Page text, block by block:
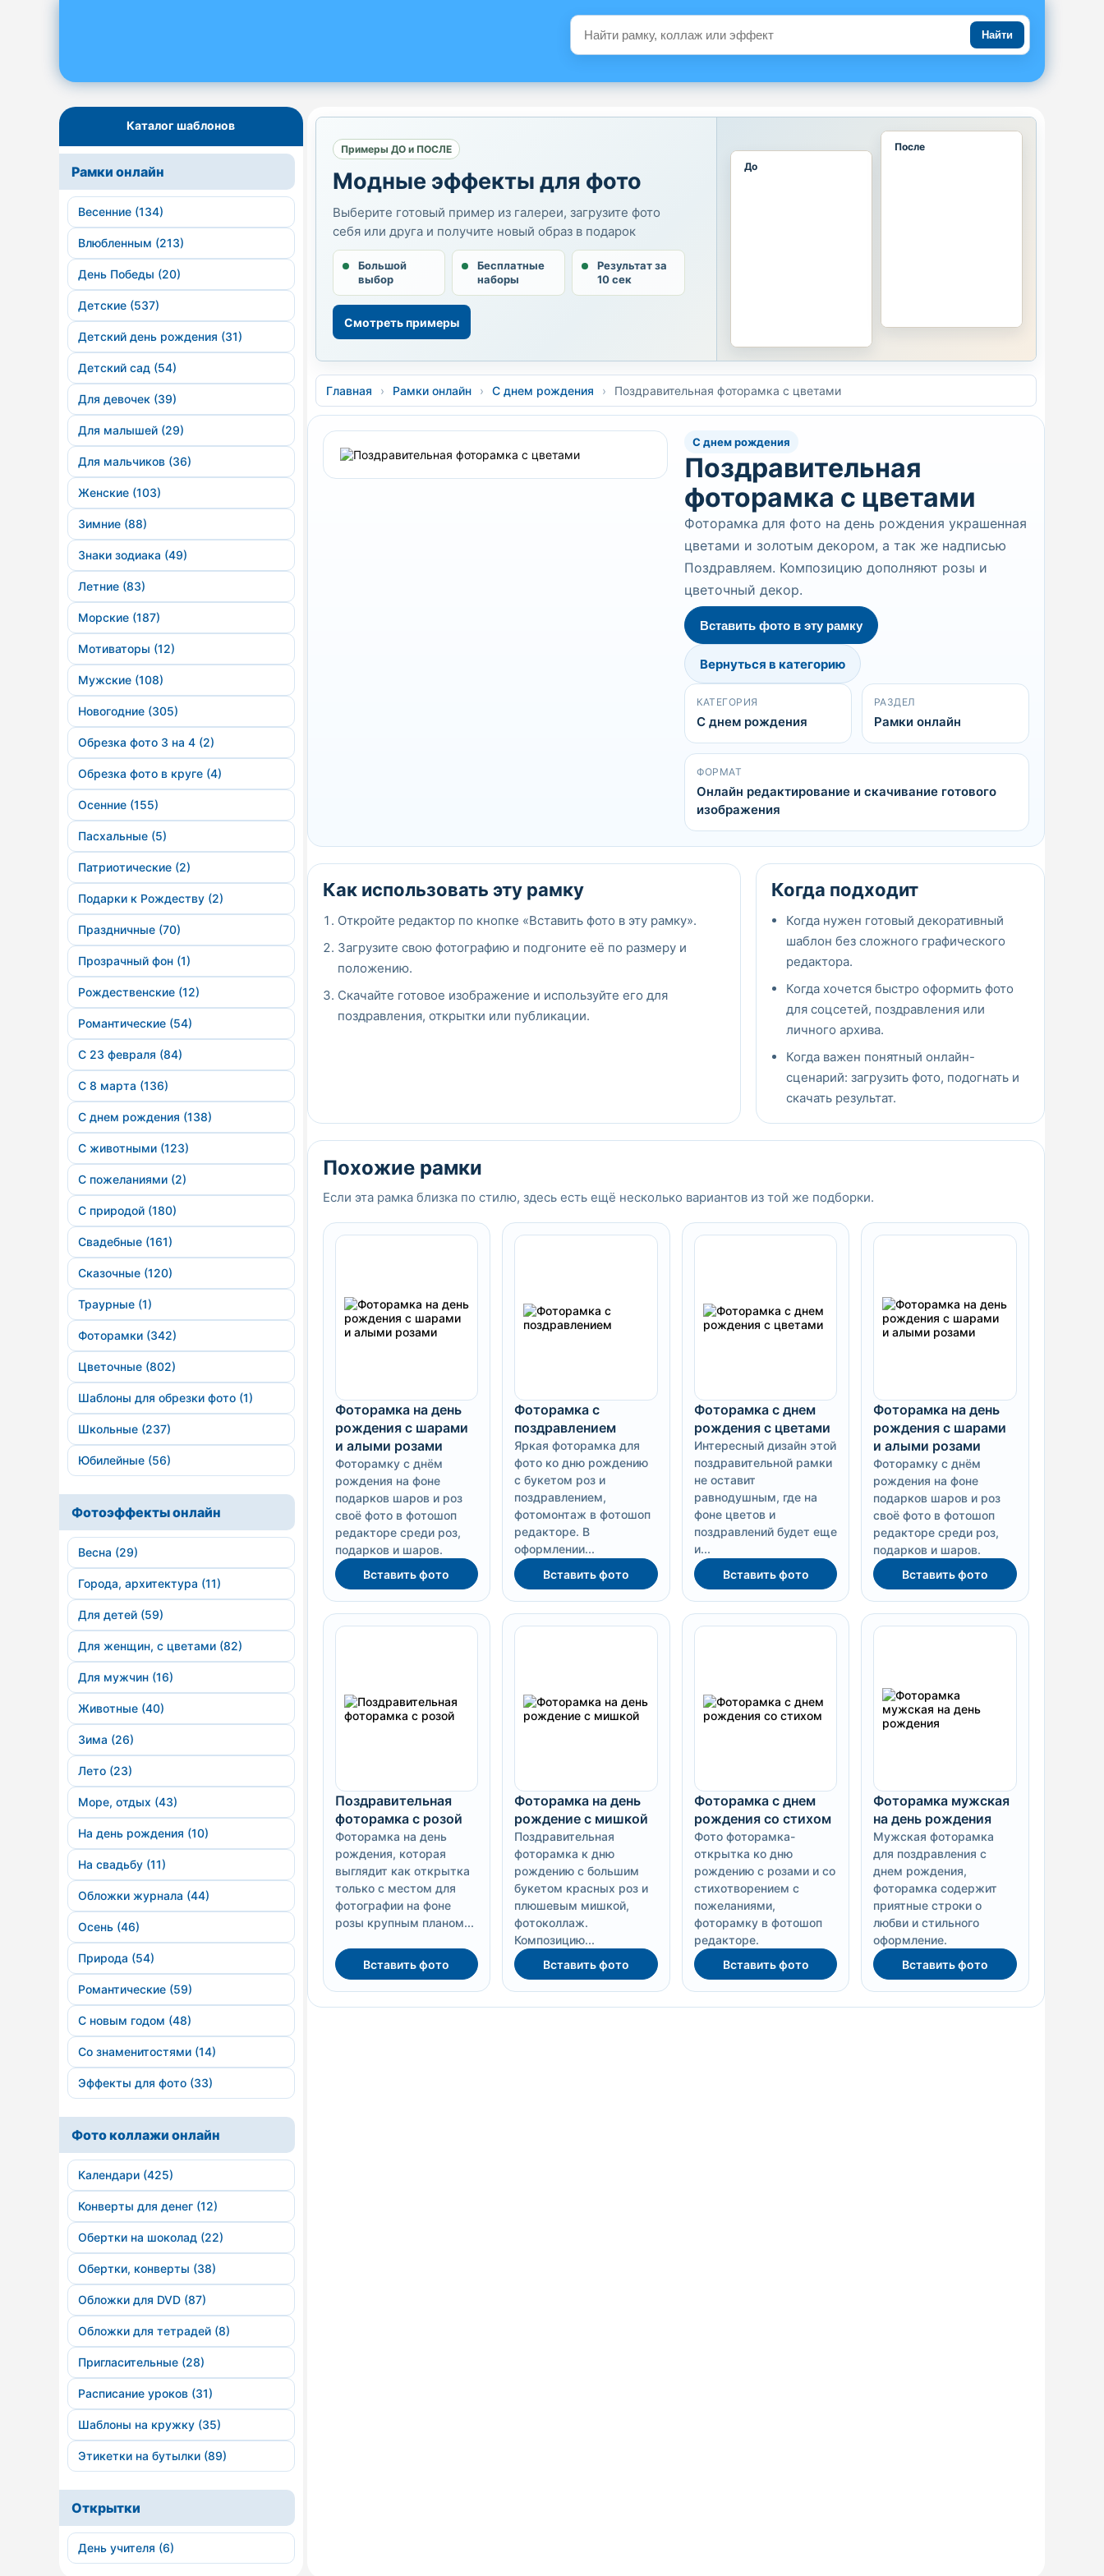
Найти
Каталог шаблонов
Рамки онлайн
Весенние (134)
Влюбленным (213)
День Победы (20)
Детские (537)
Детский день рождения (31)
Детский сад (54)
Для девочек (39)
Для малышей (29)
Для мальчиков (36)
Женские (103)
Зимние (88)
Знаки зодиака (49)
Летние (83)
Морские (187)
Мотиваторы (12)
Мужские (108)
Новогодние (305)
Обрезка фото 3 на 4 (2)
Обрезка фото в круге (4)
Осенние (155)
Пасхальные (5)
Патриотические (2)
Подарки к Рождеству (2)
Праздничные (70)
Прозрачный фон (1)
Рождественские (12)
Романтические (54)
С 23 февраля (84)
С 8 марта (136)
С днем рождения (138)
С животными (123)
С пожеланиями (2)
С природой (180)
Свадебные (161)
Сказочные (120)
Траурные (1)
Фоторамки (342)
Цветочные (802)
Шаблоны для обрезки фото (1)
Школьные (237)
Юбилейные (56)
Фотоэффекты онлайн
Весна (29)
Города, архитектура (11)
Для детей (59)
Для женщин, с цветами (82)
Для мужчин (16)
Животные (40)
Зима (26)
Лето (23)
Море, отдых (43)
На день рождения (10)
На свадьбу (11)
Обложки журнала (44)
Осень (46)
Природа (54)
Романтические (59)
С новым годом (48)
Со знаменитостями (14)
Эффекты для фото (33)
Фото коллажи онлайн
Календари (425)
Конверты для денег (12)
Обертки на шоколад (22)
Обертки, конверты (38)
Обложки для DVD (87)
Обложки для тетрадей (8)
Пригласительные (28)
Расписание уроков (31)
Шаблоны на кружку (35)
Этикетки на бутылки (89)
Открытки
День учителя (6)
Примеры ДО и ПОСЛЕ
Модные эффекты для фото
Выберите готовый пример из галереи, загрузите фото
себя или друга и получите новый образ в подарок
Большой
выбор
Бесплатные
наборы
Результат за
10 сек
Смотреть примеры
До
После
Главная › Рамки онлайн › С днем рождения › Поздравительная фоторамка с цветами
С днем рождения
Поздравительная
фоторамка с цветами
Фоторамка для фото на день рождения украшенная
цветами и золотым декором, а так же надписью
Поздравляем. Композицию дополняют розы и
цветочный декор.
Вставить фото в эту рамку
Вернуться в категорию
КАТЕГОРИЯ
С днем рождения
РАЗДЕЛ
Рамки онлайн
ФОРМАТ
Онлайн редактирование и скачивание готового
изображения
Как использовать эту рамку
Откройте редактор по кнопке «Вставить фото в эту рамку».
Загрузите свою фотографию и подгоните её по размеру и
положению.
Скачайте готовое изображение и используйте его для
поздравления, открытки или публикации.
Когда подходит
Когда нужен готовый декоративный
шаблон без сложного графического
редактора.
Когда хочется быстро оформить фото
для соцсетей, поздравления или
личного архива.
Когда важен понятный онлайн-
сценарий: загрузить фото, подогнать и
скачать результат.
Похожие рамки
Если эта рамка близка по стилю, здесь есть ещё несколько вариантов из той же подборки.
Фоторамка на день
рождения с шарами
и алыми розами
Фоторамку с днём
рождения на фоне
подарков шаров и роз
своё фото в фотошоп
редакторе среди роз,
подарков и шаров.
Вставить фото
Фоторамка с
поздравлением
Яркая фоторамка для
фото ко дню рождению
с букетом роз и
поздравлением,
фотомонтаж в фотошоп
редакторе. В
оформлении...
Вставить фото
Фоторамка с днем
рождения с цветами
Интересный дизайн этой
поздравительной рамки
не оставит
равнодушным, где на
фоне цветов и
поздравлений будет еще
и...
Вставить фото
Фоторамка на день
рождения с шарами
и алыми розами
Фоторамку с днём
рождения на фоне
подарков шаров и роз
своё фото в фотошоп
редакторе среди роз,
подарков и шаров.
Вставить фото
Поздравительная
фоторамка с розой
Фоторамка на день
рождения, которая
выглядит как открытка
только с местом для
фотографии на фоне
розы крупным планом...
Вставить фото
Фоторамка на день
рождение с мишкой
Поздравительная
фоторамка к дню
рождению с большим
букетом красных роз и
плюшевым мишкой,
фотоколлаж.
Композицию...
Вставить фото
Фоторамка с днем
рождения со стихом
Фото фоторамка-
открытка ко дню
рождению с розами и со
стихотворением с
пожеланиями,
фоторамку в фотошоп
редакторе.
Вставить фото
Фоторамка мужская
на день рождения
Мужская фоторамка
для поздравления с
днем рождения,
фоторамка содержит
приятные строки о
любви и стильного
оформление.
Вставить фото